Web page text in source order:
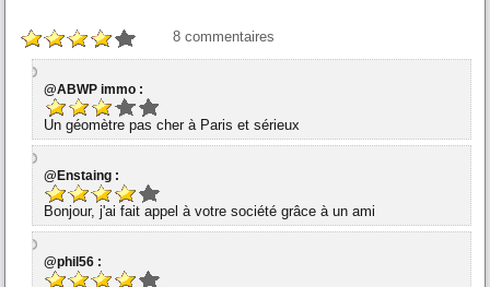
8 commentaires
@ABWP immo :
Un géomètre pas cher à Paris et sérieux
@Enstaing :
Bonjour, j'ai fait appel à votre société grâce à un ami
@phil56 :